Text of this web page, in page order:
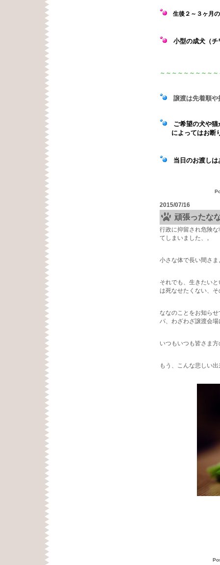
生後２～３ヶ月
小型の成犬（チ
～～～～～～～～～
譲渡は先着順や
ご希望の犬や猫
によってはお断
当日のお渡しは
2015/07/16
頑張ったな
行政に抑留され危険
てしまいました、。
小さな体で長い間さ
それでも、生きたい
は死なせたくない、
ななのことをお知ら
パ、わざわざ譲渡会
いつもいつも皆さま
もう、こんな悲しい